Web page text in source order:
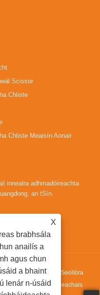
Scissor
Chliste
Chliste Meaisín Aonair
innealra adhmadóireachta
an tSín.
Co., Ltd. - Líne Seoltóra
E, Meaisín Láimhdeachais
X
brabhsála
anailís a
agus chun
a bhaint
lenár n-úsáid